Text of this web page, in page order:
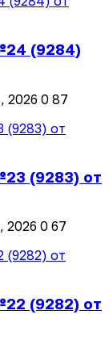
(9284)
2026 0 87
(9283) от
2026 0 67
(9282) от